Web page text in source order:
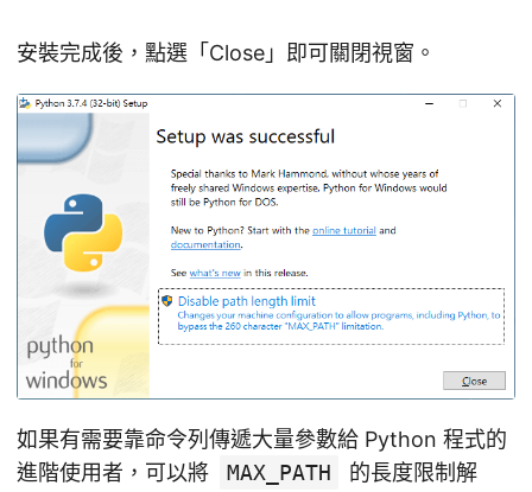
安裝完成後，點選「Close」即可關閉視窗。
如果有需要靠命令列傳遞大量參數給 Python 程式的
進階使用者，可以將
MAX_PATH
的長度限制解